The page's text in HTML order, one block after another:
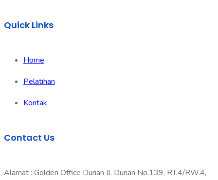
Quick Links
Home
Pelatihan
Kontak
Contact Us
Alamat : Golden Office Durian Jl. Durian No.139, RT.4/RW.4,